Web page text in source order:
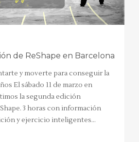
de ReShape en Barcelona
y moverte para conseguir la
El sábado 11 de marzo en
la segunda edición
3 horas con información
y ejercicio inteligentes…